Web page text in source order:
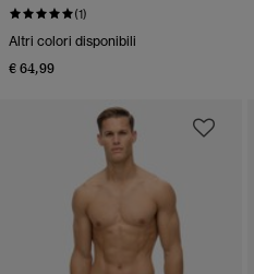
(1)
Altri colori disponibili
€ 64,99